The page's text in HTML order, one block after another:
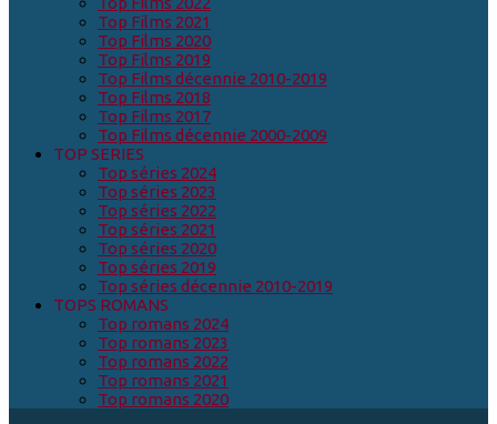
Top Films 2021
Top Films 2020
Top Films 2019
Top Films décennie 2010-2019
Top Films 2018
Top Films 2017
Top Films décennie 2000-2009
TOP SERIES
Top séries 2024
Top séries 2023
Top séries 2022
Top séries 2021
Top séries 2020
Top séries 2019
Top séries décennie 2010-2019
TOPS ROMANS
Top romans 2024
Top romans 2023
Top romans 2022
Top romans 2021
Top romans 2020